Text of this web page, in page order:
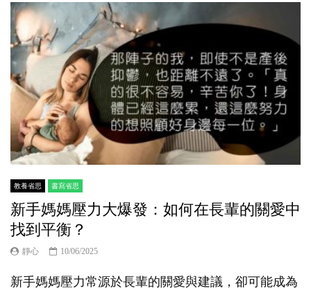
教養省思 書寫省思
新手媽媽壓力大爆發：如何在長輩的關愛中
找到平衡？
靜心 10/06/2025
新手媽媽壓力常源於長輩的關愛與建議，卻可能成為